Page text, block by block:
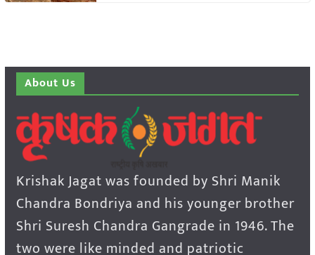
About Us
Krishak Jagat was founded by Shri Manik
Chandra Bondriya and his younger brother
Shri Suresh Chandra Gangrade in 1946. The
two were like minded and patriotic